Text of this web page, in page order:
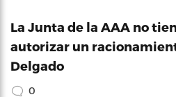
La Junta de la AAA no
autorizar un
Delgado
0